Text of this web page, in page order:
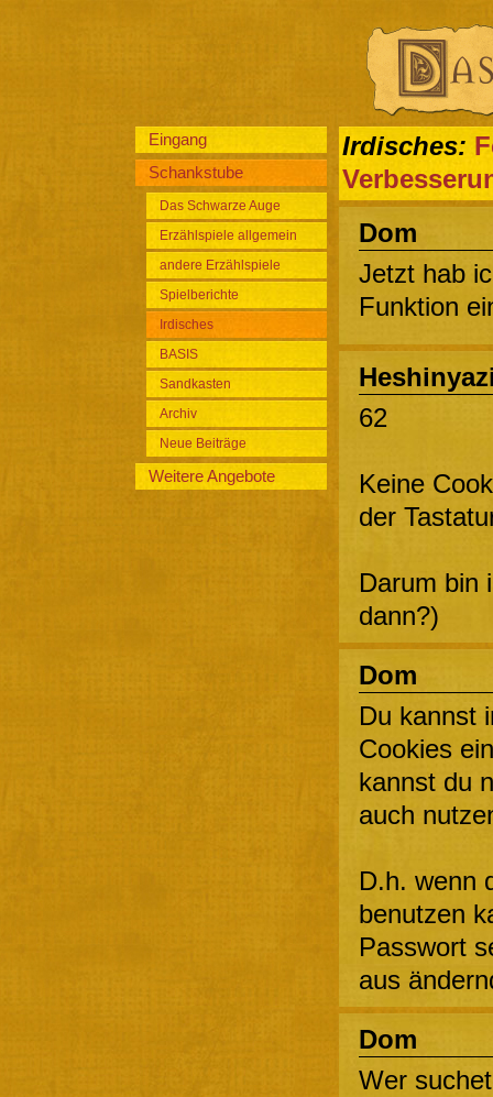
Eingang
Schankstube
Das Schwarze Auge
Erzählspiele allgemein
andere Erzählspiele
Spielberichte
Irdisches
BASIS
Sandkasten
Archiv
Neue Beiträge
Weitere Angebote
Irdisches:
Dom
Jetzt hab
Funktion
62
Keine
der
Darum bin
dann?)
Dom
Du kannst
Cookies
kannst du
auch
D.h. wenn
benutzen
Passwort
aus
Dom
Wer